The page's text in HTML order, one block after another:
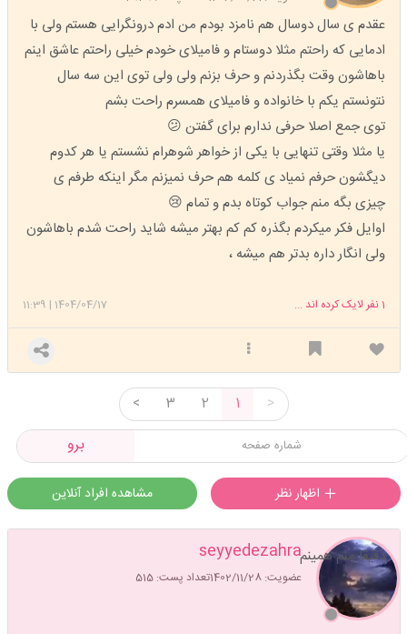
عقدم ی سال دوسال هم نامزد بودم من ادم درونگرایی هستم ولی با
ادمایی که راحتم مثلا دوستام و فامیلای خودم خیلی راحتم عاشق اینم
باهاشون وقت بگذردنم و حرف بزنم ولی ولی توی این سه سال
نتونستم یکم با خانواده و فامیلای همسرم راحت بشم
توی جمع اصلا حرفی ندارم برای گفتن 😕
یا مثلا وقتی تنهایی با یکی از خواهر شوهرام نشستم یا هر کدوم
دیگشون حرفم نمیاد ی کلمه هم حرف نمیزنم مگر اینکه طرفم ی
چیزی بگه منم جواب کوتاه بدم و تمام 😢
اوایل فکر میکردم بگذره کم کم بهتر میشه شاید راحت شدم باهاشون
ولی انگار داره بدتر هم میشه ،
1404/04/17
|
11:39 1نفر لایک کرده اند ...
>
1
2
3
<
برو
مشاهده افراد آنلاین
seyyedezahra
عضویت: 1402/11/28 تعداد پست: 515
دقیقا منم همینم